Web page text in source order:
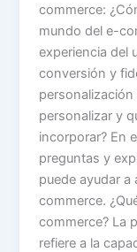
commerce:
mundo del e-
experiencia del
conversión y
personalización
personalizar y
incorporar? En
preguntas y
puede ayudar a
commerce.
commerce? La
refiere a la